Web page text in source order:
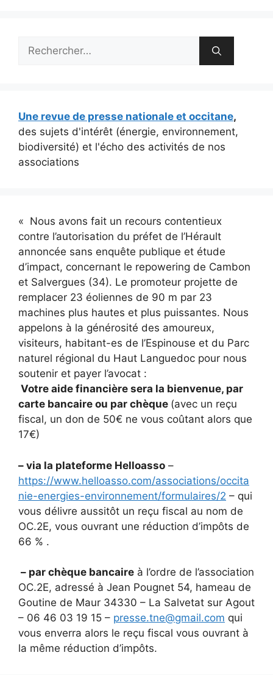
Rechercher :
Une revue de presse nationale et occitane,
des sujets d'intérêt (énergie, environnement,
biodiversité) et l'écho des activités de nos
associations
« Nous avons fait un recours contentieux
contre l’autorisation du préfet de l’Hérault
annoncée sans enquête publique et étude
d’impact, concernant le repowering de Cambon
et Salvergues (34). Le promoteur projette de
remplacer 23 éoliennes de 90 m par 23
machines plus hautes et plus puissantes. Nous
appelons à la générosité des amoureux,
visiteurs, habitant-es de l’Espinouse et du Parc
naturel régional du Haut Languedoc pour nous
soutenir et payer l’avocat :
Votre aide financière sera la bienvenue, par
carte bancaire ou par chèque (avec un reçu
fiscal, un don de 50€ ne vous coûtant alors que
17€)
– via la plateforme Helloasso –
https://www.helloasso.com/associations/occita
nie-energies-environnement/formulaires/2 – qui
vous délivre aussitôt un reçu fiscal au nom de
OC.2E, vous ouvrant une réduction d’impôts de
66 % .
– par chèque bancaire à l’ordre de l’association
OC.2E, adressé à Jean Pougnet 54, hameau de
Goutine de Maur 34330 – La Salvetat sur Agout
– 06 46 03 19 15 – presse.tne@gmail.com qui
vous enverra alors le reçu fiscal vous ouvrant à
la même réduction d’impôts.